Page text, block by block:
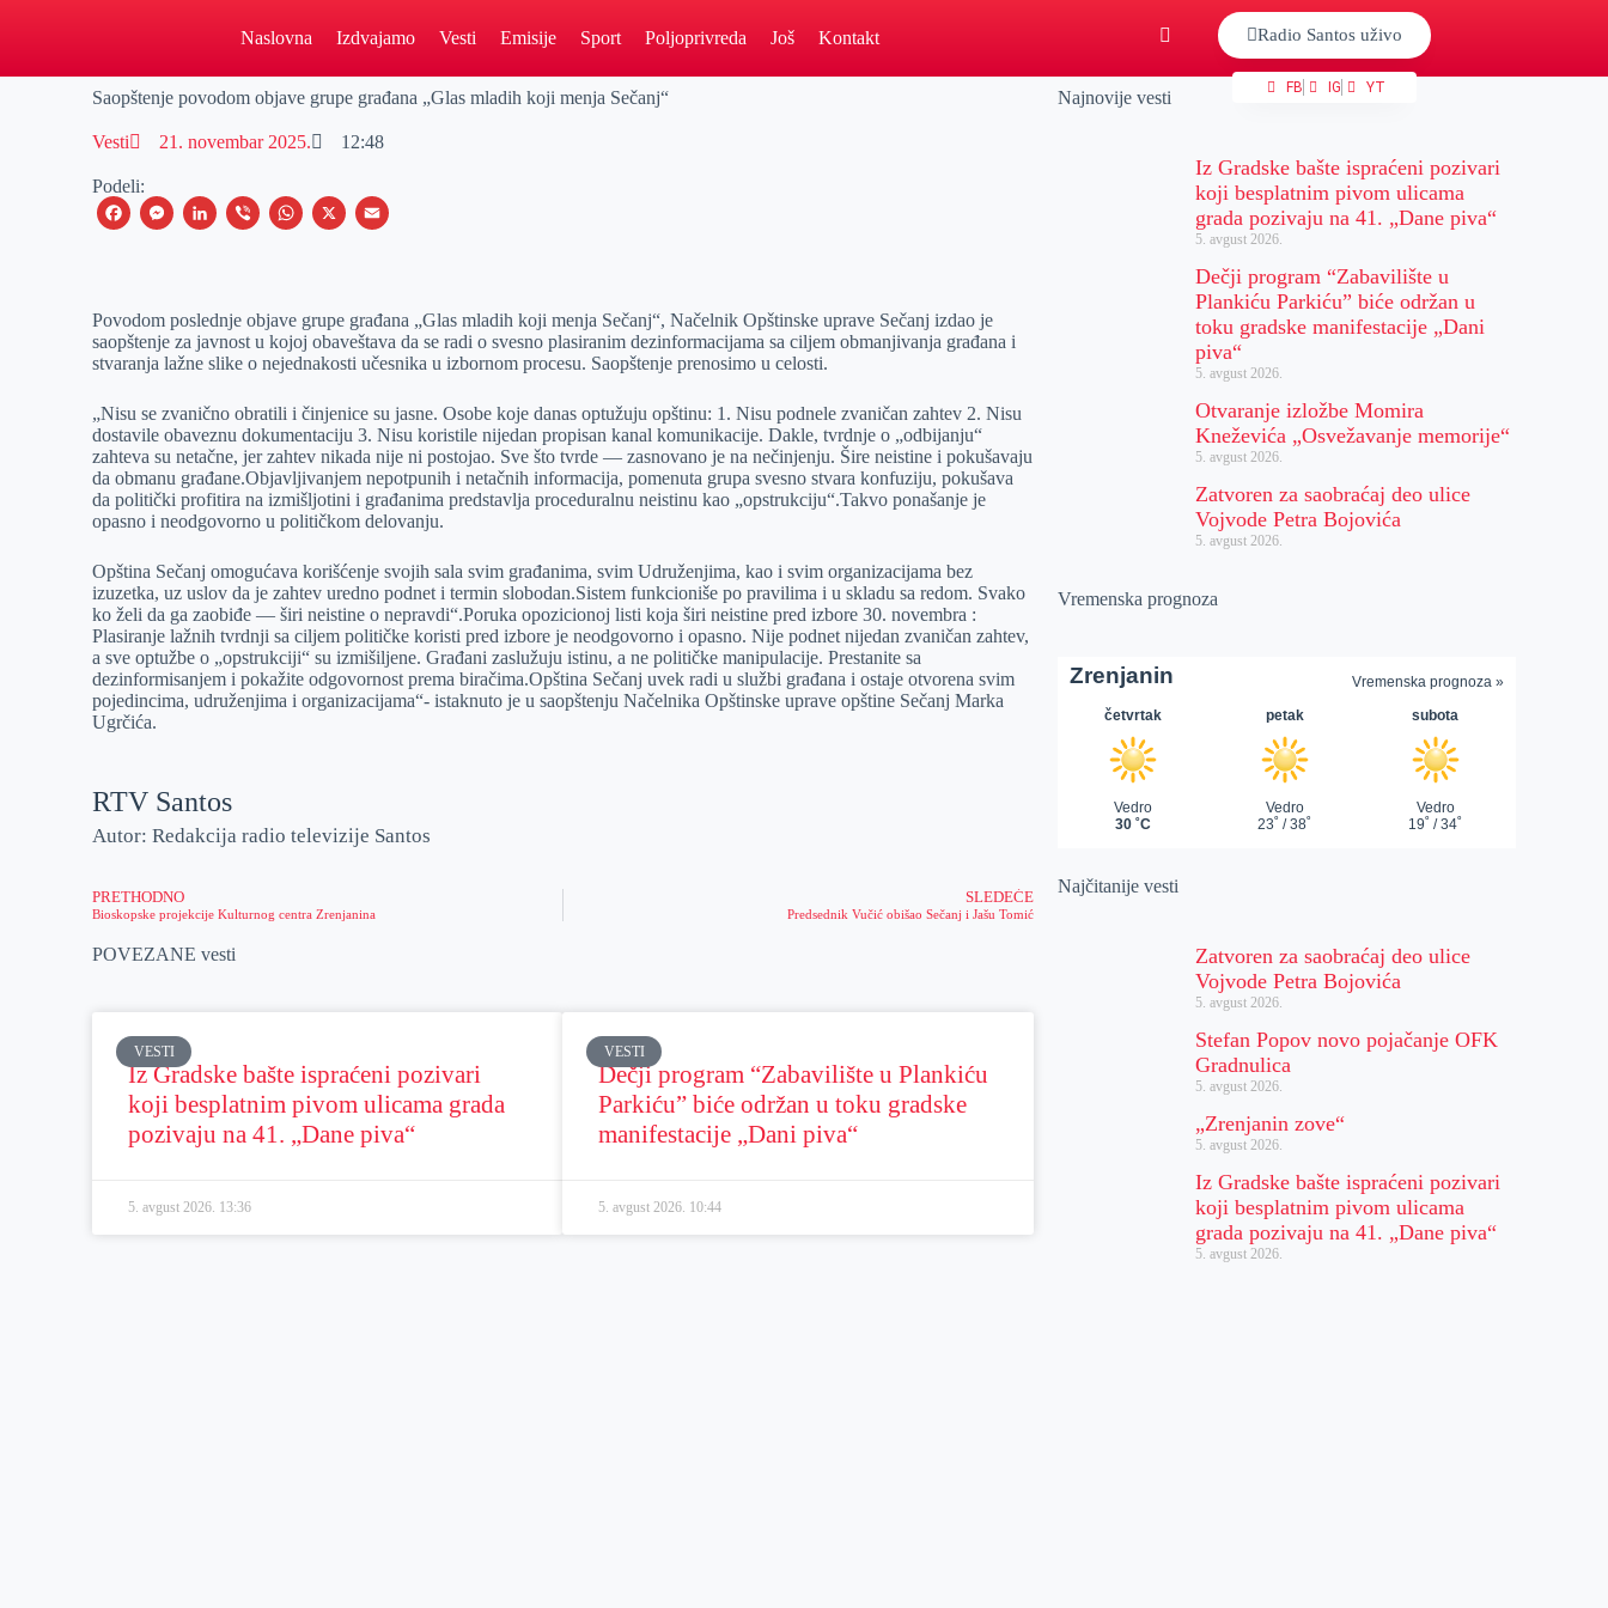
Naslovna Izdvajamo Vesti Emisije Sport Poljoprivreda Još Kontakt Radio Santos uživo
FB IG YT
Saopštenje povodom objave grupe građana „Glas mladih koji menja Sečanj“
Vesti 21. novembar 2025. 12:48
Podeli:
F
e
b
o
k
M
s
e
g
e
r
L
k
e
I
n
V
e
r
W
t
s
p
p
X
i
l
Povodom poslednje objave grupe građana „Glas mladih koji menja Sečanj“, Načelnik Opštinske uprave Sečanj izdao je
saopštenje za javnost u kojoj obaveštava da se radi o svesno plasiranim dezinformacijama sa ciljem obmanjivanja građana i
stvaranja lažne slike o nejednakosti učesnika u izbornom procesu. Saopštenje prenosimo u celosti.
„Nisu se zvanično obratili i činjenice su jasne. Osobe koje danas optužuju opštinu: 1. Nisu podnele zvaničan zahtev 2. Nisu
dostavile obaveznu dokumentaciju 3. Nisu koristile nijedan propisan kanal komunikacije. Dakle, tvrdnje o „odbijanju“
zahteva su netačne, jer zahtev nikada nije ni postojao. Sve što tvrde — zasnovano je na nečinjenju. Šire neistine i pokušavaju
da obmanu građane.Objavljivanjem nepotpunih i netačnih informacija, pomenuta grupa svesno stvara konfuziju, pokušava
da politički profitira na izmišljotini i građanima predstavlja proceduralnu neistinu kao „opstrukciju“.Takvo ponašanje je
opasno i neodgovorno u političkom delovanju.
Opština Sečanj omogućava korišćenje svojih sala svim građanima, svim Udruženjima, kao i svim organizacijama bez
izuzetka, uz uslov da je zahtev uredno podnet i termin slobodan.Sistem funkcioniše po pravilima i u skladu sa redom. Svako
ko želi da ga zaobiđe — širi neistine o nepravdi“.Poruka opozicionoj listi koja širi neistine pred izbore 30. novembra :
Plasiranje lažnih tvrdnji sa ciljem političke koristi pred izbore je neodgovorno i opasno. Nije podnet nijedan zvaničan zahtev,
a sve optužbe o „opstrukciji“ su izmišiljene. Građani zaslužuju istinu, a ne političke manipulacije. Prestanite sa
dezinformisanjem i pokažite odgovornost prema biračima.Opština Sečanj uvek radi u službi građana i ostaje otvorena svim
pojedincima, udruženjima i organizacijama“- istaknuto je u saopštenju Načelnika Opštinske uprave opštine Sečanj Marka
Ugrčića.
RTV Santos
Autor: Redakcija radio televizije Santos
PRETHODNO
Bioskopske projekcije Kulturnog centra Zrenjanina
SLEDEĆE
Predsednik Vučić obišao Sečanj i Jašu Tomić
POVEZANE vesti
VESTI
Iz Gradske bašte ispraćeni pozivari
koji besplatnim pivom ulicama grada
pozivaju na 41. „Dane piva“
5. avgust 2026. 13:36
VESTI
Dečji program “Zabavilište u Plankiću
Parkiću” biće održan u toku gradske
manifestacije „Dani piva“
5. avgust 2026. 10:44
Najnovije vesti
Iz Gradske bašte ispraćeni pozivari
koji besplatnim pivom ulicama
grada pozivaju na 41. „Dane piva“
5. avgust 2026.
Dečji program “Zabavilište u
Plankiću Parkiću” biće održan u
toku gradske manifestacije „Dani
piva“
5. avgust 2026.
Otvaranje izložbe Momira
Kneževića „Osvežavanje memorije“
5. avgust 2026.
Zatvoren za saobraćaj deo ulice
Vojvode Petra Bojovića
5. avgust 2026.
Vremenska prognoza
Najčitanije vesti
Zatvoren za saobraćaj deo ulice
Vojvode Petra Bojovića
5. avgust 2026.
Stefan Popov novo pojačanje OFK
Gradnulica
5. avgust 2026.
„Zrenjanin zove“
5. avgust 2026.
Iz Gradske bašte ispraćeni pozivari
koji besplatnim pivom ulicama
grada pozivaju na 41. „Dane piva“
5. avgust 2026.